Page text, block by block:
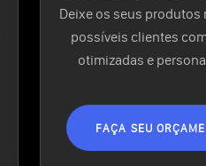
Deixe os seus produtos
possíveis clientes
otimizadas e
FAÇA SEU